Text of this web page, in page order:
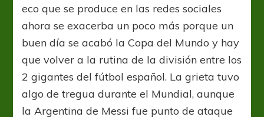
eco que se produce en las redes sociales
ahora se exacerba un poco más porque un
buen día se acabó la Copa del Mundo y hay
que volver a la rutina de la división entre los
2 gigantes del fútbol español. La grieta tuvo
algo de tregua durante el Mundial, aunque
la Argentina de Messi fue punto de ataque